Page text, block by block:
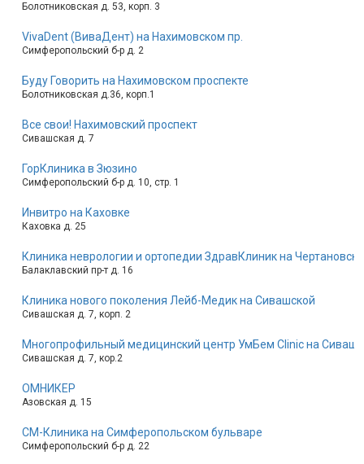
Болотниковская д. 53, корп. 3
VivaDent (ВиваДент) на Нахимовском пр.
Симферопольский б-р д. 2
Буду Говорить на Нахимовском проспекте
Болотниковская д.36, корп.1
Все свои! Нахимовский проспект
Сивашская д. 7
ГорКлиника в Зюзино
Симферопольский б-р д. 10, стр. 1
Инвитро на Каховке
Каховка д. 25
Клиника неврологии и ортопедии ЗдравКлиник на
Балаклавский пр-т д. 16
Клиника нового поколения Лейб-Медик на Сивашской
Сивашская д. 7, корп. 2
Многопрофильный медицинский центр УмБем Clinic на
Сивашская д. 7, кор.2
ОМНИКЕР
Азовская д. 15
СМ-Клиника на Симферопольском бульваре
Симферопольский б-р д. 22